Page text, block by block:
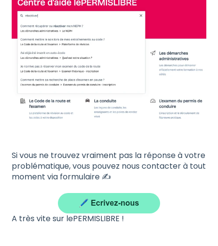
Si vous ne trouvez vraiment pas la réponse à votre
problématique, vous pouvez nous contacter à tout
moment via formulaire ✍️
A très vite sur lePERMISLIBRE !